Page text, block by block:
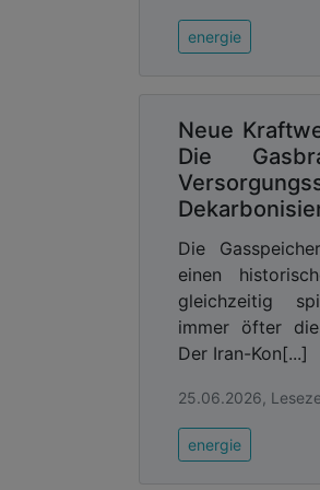
jüngste
deutschlandweite
20 Prozent unter
Über die
In ganz
dem Inneren der
klimafreundlichen
diese
Oberrheingraben
Die Standorte
Landkreis
Landkreis
energie
Neue
Die
Die
einen
gleichzeitig
immer öfter
Der Iran-Kon[...]
25.06.2026,
energie